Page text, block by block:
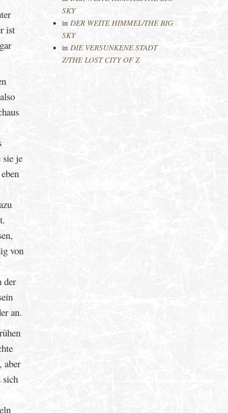
ist
sie je
von
der
an.
, aber
sich
SKY
in DER WEITE HIMMEL/THE BIG
SKY
in DIE VERSUNKENE STADT
Z/THE LOST CITY OF Z